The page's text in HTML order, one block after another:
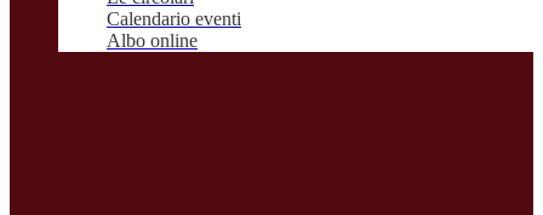
Calendario eventi
Albo online